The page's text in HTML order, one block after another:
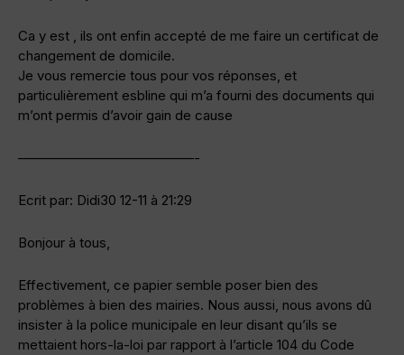
Ca y est , ils ont enfin accepté de me faire un certificat de
changement de domicile.
Je vous remercie tous pour vos réponses, et
particulièrement esbline qui m’a fourni des documents qui
m’ont permis d’avoir gain de cause
—————————————-
Ecrit par: Didi30 12-11 à 21:29
Bonjour à tous,
Effectivement, ce papier semble poser bien des
problèmes à bien des mairies. Nous aussi, nous avons dû
insister à la police municipale en leur disant qu’ils se
mettaient hors-la-loi par rapport à l’article 104 du Code